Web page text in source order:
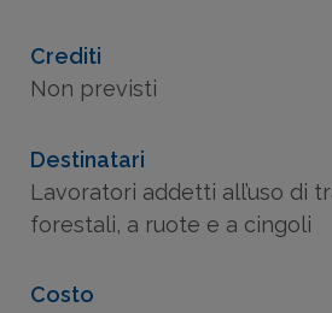
Crediti
Non previsti
Destinatari
Lavoratori addetti all’uso di
forestali, a ruote e a cingoli
Costo